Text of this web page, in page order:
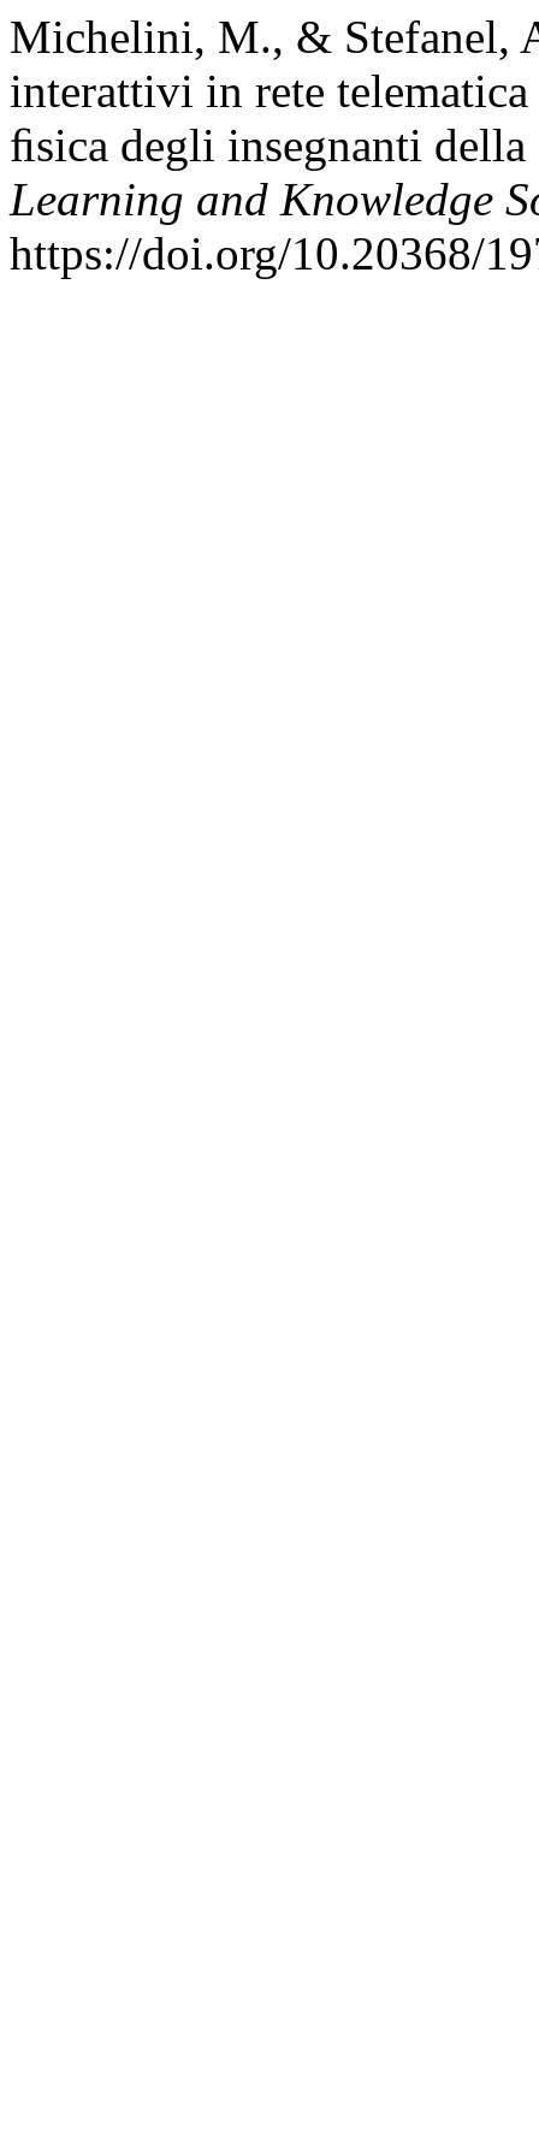
Michelini, M., & Stefanel,
interattivi in rete
ﬁsica degli insegnanti
Learning and Knowledge
https://doi.org/10.20368/